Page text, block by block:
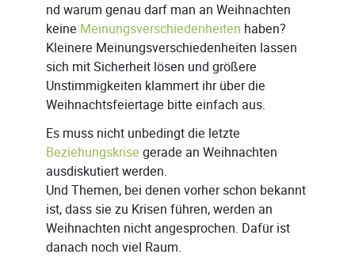
nd warum genau darf man an Weihnachten
keine Meinungsverschiedenheiten haben?
Kleinere Meinungsverschiedenheiten lassen
sich mit Sicherheit lösen und größere
Unstimmigkeiten klammert ihr über die
Weihnachtsfeiertage bitte einfach aus.
Es muss nicht unbedingt die letzte
Beziehungskrise gerade an Weihnachten
ausdiskutiert werden.
Und Themen, bei denen vorher schon bekannt
ist, dass sie zu Krisen führen, werden an
Weihnachten nicht angesprochen. Dafür ist
danach noch viel Raum.